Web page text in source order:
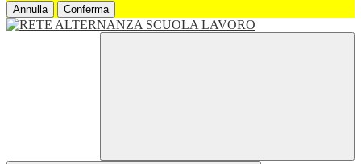
Annulla Conferma